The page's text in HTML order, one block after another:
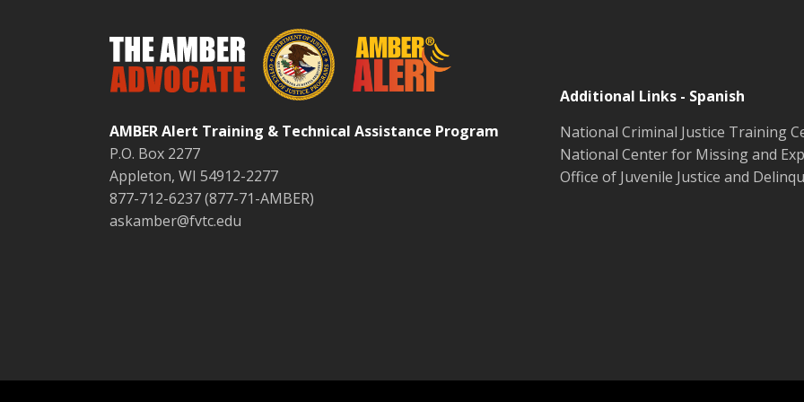
AMBER Alert Training & Technical Assistance Program
P.O. Box 2277
Appleton, WI 54912-2277
877-712-6237 (877-71-AMBER)
askamber@fvtc.edu
Additional Links - Spanish
National Criminal Justice Training
National Center for Missing and
Office of Juvenile Justice and